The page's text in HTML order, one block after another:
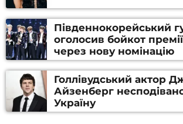
Південнокорейський
оголосив бойкот
через нову номінацію
Голлівудський актор
Айзенберг
Україну